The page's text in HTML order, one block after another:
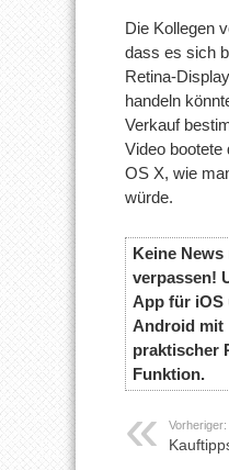
Die Kollegen
dass es sich
Retina-
handeln
Verkauf
Video
OS X, wie
würde.
Keine News
verpassen!
App für iOS
Android mit
praktischer
Funktion.
Vorheriger: